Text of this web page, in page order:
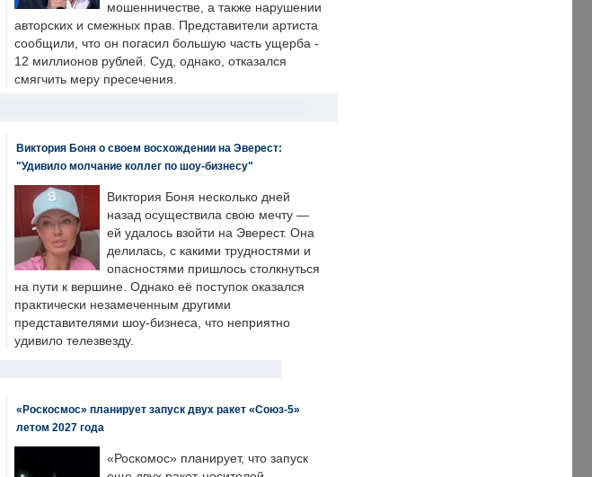
мошенничестве, а также нарушении
авторских и смежных прав. Представители артиста
сообщили, что он погасил большую часть ущерба -
12 миллионов рублей. Суд, однако, отказался
смягчить меру пресечения.
Виктория Боня о своем восхождении на Эверест:
"Удивило молчание коллег по шоу-бизнесу"
Виктория Боня несколько дней
назад осуществила свою мечту —
ей удалось взойти на Эверест. Она
делилась, с какими трудностями и
опасностями пришлось столкнуться
на пути к вершине. Однако её поступок оказался
практически незамеченным другими
представителями шоу-бизнеса, что неприятно
удивило телезвезду.
«Роскосмос» планирует запуск двух ракет «Союз-5»
летом 2027 года
«Роскомос» планирует, что запуск